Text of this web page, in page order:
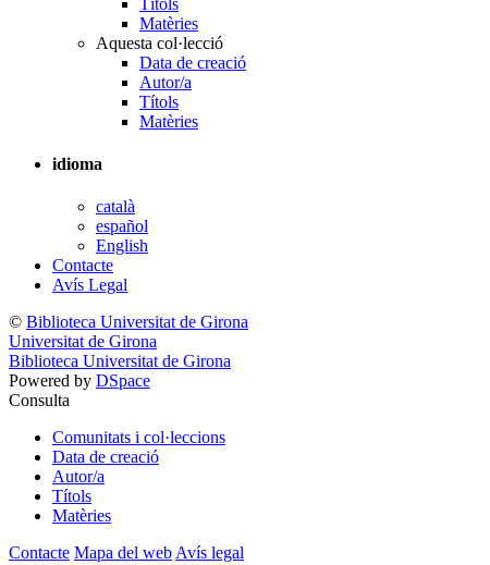
Matèries
Aquesta col·lecció
Data de creació
Autor/a
Títols
Matèries
idioma
català
español
English
Contacte
Avís Legal
© Biblioteca Universitat de Girona
Universitat de Girona
Biblioteca Universitat de Girona
Powered by DSpace
Consulta
Comunitats i col·leccions
Data de creació
Autor/a
Títols
Matèries
Contacte Mapa del web Avís legal